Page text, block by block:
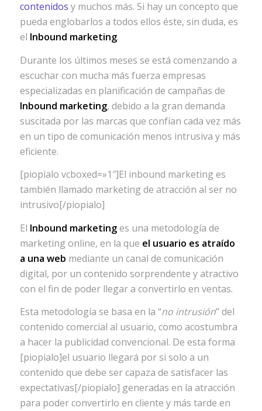
contenidos y muchos más. Si hay un concepto que
pueda englobarlos a todos ellos éste, sin duda, es
el Inbound marketing.
Durante los últimos meses se está comenzando a
escuchar con mucha más fuerza empresas
especializadas en planificación de campañas de
Inbound marketing, debido a la gran demanda
suscitada por las marcas que confían cada vez más
en un tipo de comunicación menos intrusiva y más
eficiente.
[piopialo vcboxed=»1″]El inbound marketing es
también llamado marketing de atracción al ser no
intrusivo[/piopialo]
El Inbound marketinges una metodología de
marketing online, en la que el usuario es atraído
a una web mediante un canal de comunicación
digital, por un contenido sorprendente y atractivo
con el fin de poder llegar a convertirlo en ventas.
Esta metodología se basa en la “no intrusión” del
contenido comercial al usuario, como acostumbra
a hacer la publicidad convencional. De esta forma
[piopialo]el usuario llegará por si solo a un
contenido que debe ser capaza de satisfacer las
expectativas[/piopialo] generadas en la atracción
para poder convertirlo en cliente y más tarde en